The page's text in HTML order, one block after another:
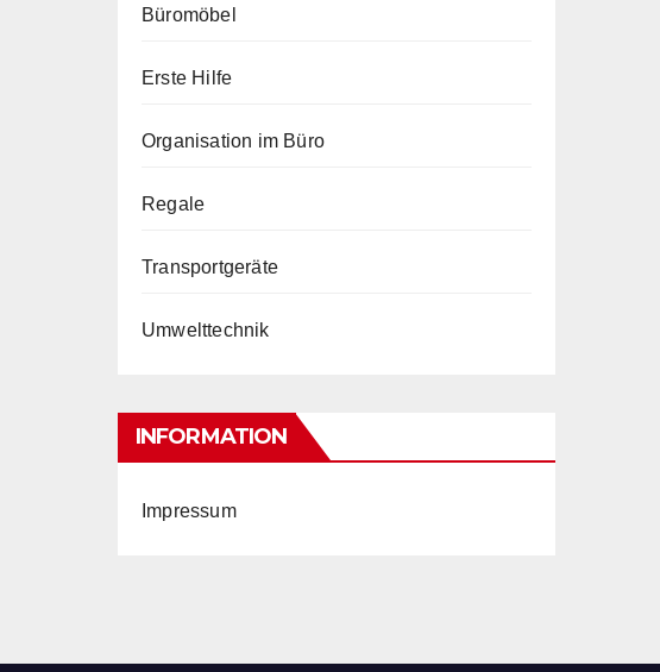
Büromöbel
Erste Hilfe
Organisation im Büro
Regale
Transportgeräte
Umwelttechnik
INFORMATION
Impressum